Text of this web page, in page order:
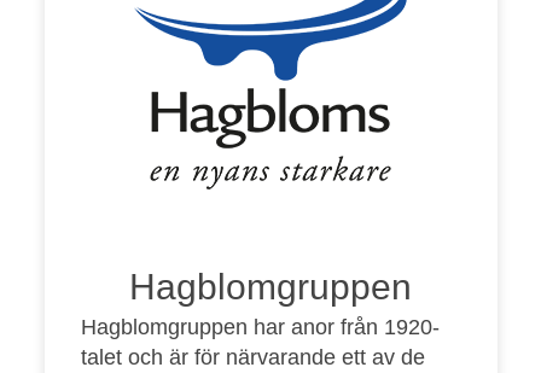
Hagblomgruppen
Hagblomgruppen har anor från 1920-
talet och är för närvarande ett av de